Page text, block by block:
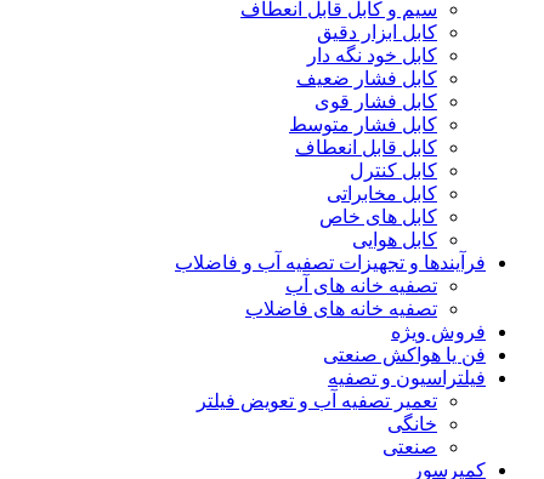
سیم و کابل قابل انعطاف
کابل ابزار دقیق
کابل خود نگه دار
کابل فشار ضعیف
کابل فشار قوی
کابل فشار متوسط
کابل قابل انعطاف
کابل کنترل
کابل مخابراتی
کابل های خاص
کابل هوایی
فرآیندها و تجهیزات تصفیه آب و فاضلاب
تصفیه خانه های آب
تصفیه خانه های فاضلاب
فروش ویژه
فن یا هواکش صنعتی
فیلتراسیون و تصفیه
تعمیر تصفیه آب و تعویض فیلتر
خانگی
صنعتی
کمپرسور